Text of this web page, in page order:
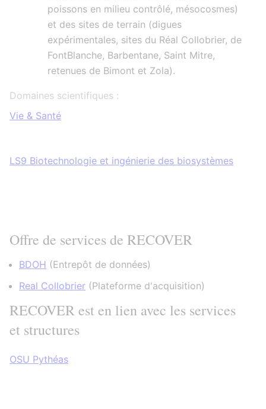
poissons en milieu contrôlé, mésocosmes)
et des sites de terrain (digues
expérimentales, sites du Réal Collobrier, de
FontBlanche, Barbentane, Saint Mitre,
retenues de Bimont et Zola).
Domaines scientifiques :
Vie & Santé
LS9 Biotechnologie et ingénierie des biosystèmes
Offre de services de RECOVER
BDOH (Entrepôt de données)
Real Collobrier (Plateforme d'acquisition)
RECOVER est en lien avec les services
et structures
OSU Pythéas